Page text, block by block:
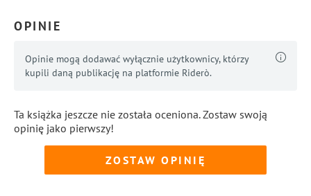
OPINIE
Opinie mogą dodawać wyłącznie użytkownicy, którzy
kupili daną publikację na platformie Riderò.
Ta książka jeszcze nie została oceniona. Zostaw swoją
opinię jako pierwszy!
ZOSTAW OPINIĘ